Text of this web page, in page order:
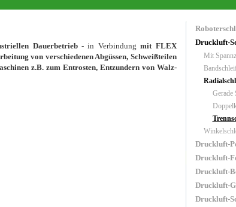
Dauerbetrieb- in Verbindungmit FLEX
von verschiedenen Abgüssen, Schweißteilen
z.B. zum Entrosten, Entzundern von Walz-
Druckluft-
Mit
Gerade
Druckluft-
Druckluft-
Druckluft-
Druckluft-
Druckluft-